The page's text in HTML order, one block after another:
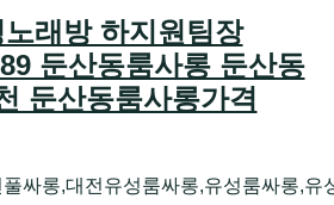
래방 하지원팀장
둔산동룸사롱 둔산동
둔산동룸사롱가격
싸롱,대전유성룸싸롱,유성룸싸롱,